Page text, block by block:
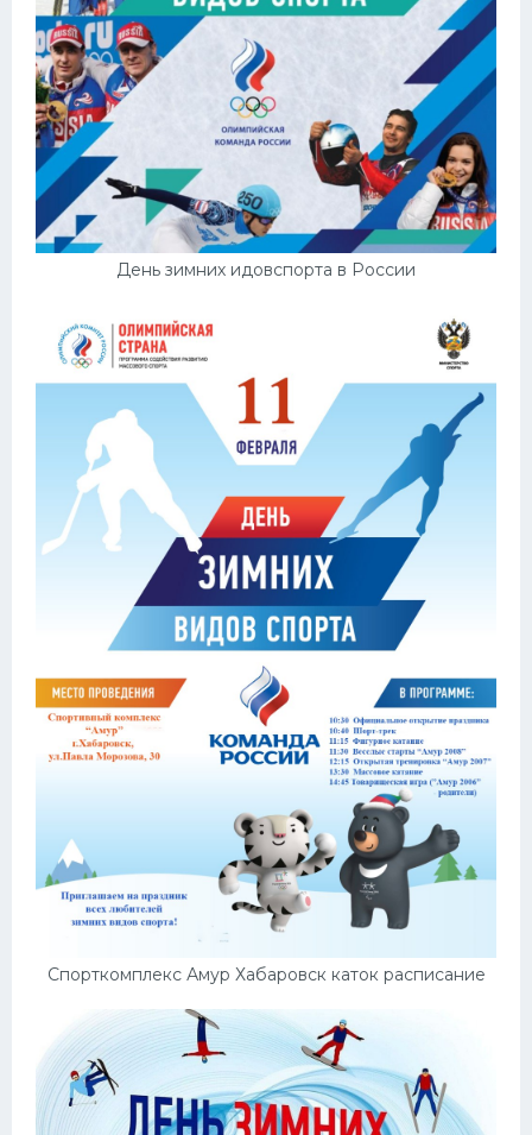
День зимних идовспорта в России
Спорткомплекс Амур Хабаровск каток расписание